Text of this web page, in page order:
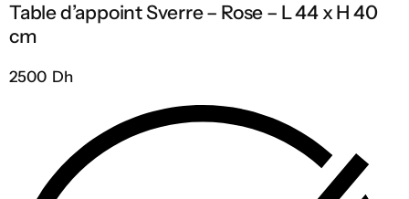
Table d’appoint Sverre – Rose – L 44 x H 40
cm
2500 Dh